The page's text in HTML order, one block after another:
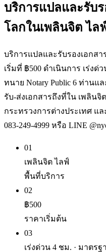
บริการแปลและรับ
โลกในเพลินจิต ไล
บริการแปลและรับรองเอกส
เริ่มที่ ฿500 ดำเนินการ เร่งด่
ทนาย Notary Public 6 ท่าน
รับ-ส่งเอกสารถึงที่ใน เพลิน
กระทรวงการต่างประเทศ
083-249-4999 หรือ LINE
01
เพลินจิต ไลฟ์
พื้นที่บริการ
02
฿500
ราคาเริ่มต้น
03
เร่งด่วน 4 ชม. · มาตรฐ